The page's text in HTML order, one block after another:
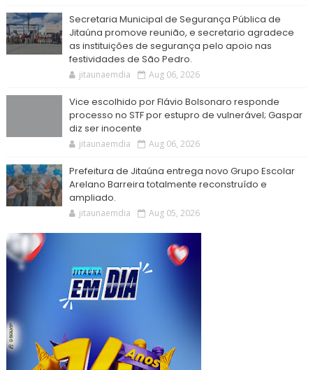
Secretaria Municipal de Segurança Pública de
Jitaúna promove reunião, e secretario agradece
as instituições de segurança pelo apoio nas
festividades de São Pedro.
jitaunaemdia Aug 06, 2026
Vice escolhido por Flávio Bolsonaro responde
processo no STF por estupro de vulnerável; Gaspar
diz ser inocente
jitaunaemdia Aug 06, 2026
Prefeitura de Jitaúna entrega novo Grupo Escolar
Arelano Barreira totalmente reconstruído e
ampliado.
jitaunaemdia Aug 05, 2026